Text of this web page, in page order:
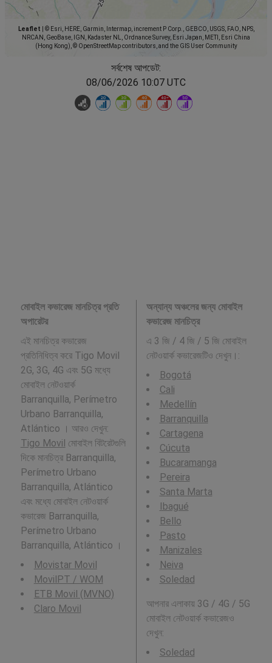
Leaflet
© Esri, HERE, Garmin, Intermap, increment P Corp., GEBCO, USGS, FAO, NPS,
NRCAN, GeoBase, IGN, Kadaster NL, Ordnance Survey, Esri Japan, METI, Esri China
(Hong Kong), © OpenStreetMap contributors, and the GIS User Community
সর্বশেষ আপডেট:
08/06/2026 10:07 UTC
মোবাইল কভারেজ মানচিত্র প্রতি
অপারেটর
এই মানচিত্র কভারেজ
প্রতিনিধিত্ব করে Tigo Movil
2G, 3G, 4G এবং 5G মধ্যে
মোবাইল নেটওয়ার্ক
Barranquilla, Perímetro
Urbano Barranquilla,
Atlántico । আরও দেখুন:
Tigo Movil মোবাইল বিটরেটগুলি
দিকে মানচিত্র Barranquilla,
Perímetro Urbano
Barranquilla, Atlántico
এবং মধ্যে মোবাইল নেটওয়ার্ক
কভারেজ Barranquilla,
Perímetro Urbano
Barranquilla, Atlántico ।
Movistar Movil
MovilPT / WOM
ETB Movil (MVNO)
Claro Movil
অন্যান্য অঞ্চলের জন্য মোবাইল
কভারেজ মানচিত্র
এ 3 জি / 4 জি / 5 জি মোবাইল
নেটওয়ার্ক কভারেজটিও দেখুন।:
Bogotá
Cali
Medellín
Barranquilla
Cartagena
Cúcuta
Bucaramanga
Pereira
Santa Marta
Ibagué
Bello
Pasto
Manizales
Neiva
Soledad
আপনার এলাকায় 3G / 4G / 5G
মোবাইল নেটওয়ার্ক কভারেজও
দেখুন:
Soledad